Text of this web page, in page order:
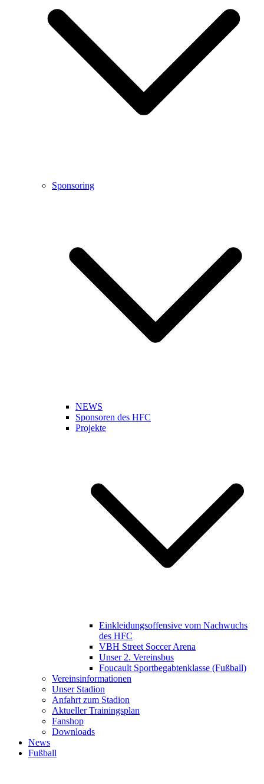
Sponsoring
NEWS
Sponsoren des HFC
Projekte
Einkleidungsoffensive vom Nachwuchs
des HFC
VBH Street Soccer Arena
Unser 2. Vereinsbus
Foucault Sportbegabtenklasse (Fußball)
Vereinsinformationen
Unser Stadion
Anfahrt zum Stadion
Aktueller Trainingsplan
Fanshop
Downloads
News
Fußball